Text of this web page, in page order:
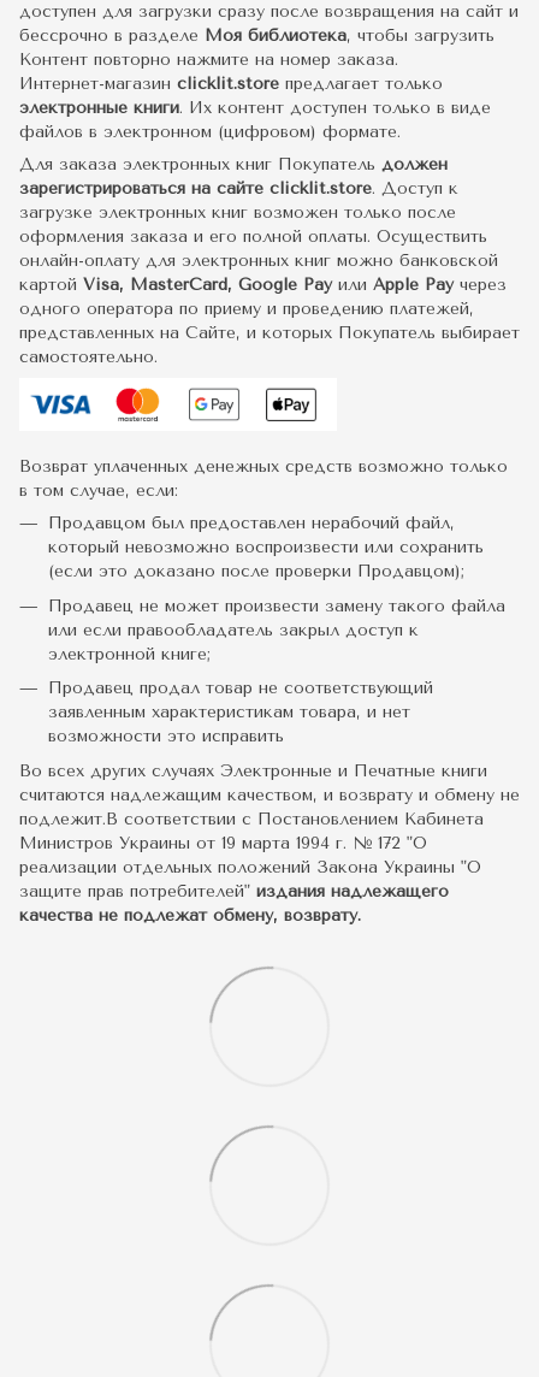
доступен для загрузки сразу после возвращения на сайт и
бессрочно в разделе Моя библиотека, чтобы загрузить
Контент повторно нажмите на номер заказа.
Интернет-магазин clicklit.store предлагает только
электронные книги. Их контент доступен только в виде
файлов в электронном (цифровом) формате.
Для заказа электронных книг Покупатель должен
зарегистрироваться на сайте clicklit.store. Доступ к
загрузке электронных книг возможен только после
оформления заказа и его полной оплаты. Осуществить
онлайн-оплату для электронных книг можно банковской
картой Visa, MasterCard, Google Pay или Apple Payчерез
одного оператора по приему и проведению платежей,
представленных на Сайте, и которых Покупатель выбирает
самостоятельно.
Возврат уплаченных денежных средств возможно только
в том случае, если:
Продавцом был предоставлен нерабочий файл,
который невозможно воспроизвести или сохранить
(если это доказано после проверки Продавцом);
Продавец не может произвести замену такого файла
или если правообладатель закрыл доступ к
электронной книге;
Продавец продал товар не соответствующий
заявленным характеристикам товара, и нет
возможности это исправить
Во всех других случаях Электронные и Печатные книги
считаются надлежащим качеством, и возврату и обмену не
подлежит.В соответствии с Постановлением Кабинета
Министров Украины от 19 марта 1994 г. № 172 "О
реализации отдельных положений Закона Украины "О
защите прав потребителей" издания надлежащего
качества не подлежат обмену, возврату.